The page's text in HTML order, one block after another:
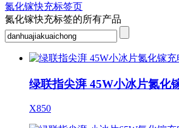
氮化镓快充标签页
氮化镓快充标签的所有产品
绿联指尖湃 45W小冰片氮化
X850